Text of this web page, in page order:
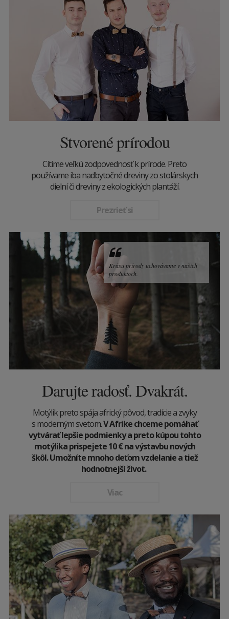
Stvorené prírodou
Cítime veľkú zodpovednosť k prírode. Preto
používame iba nadbytočné dreviny zo stolárskych
dielní či dreviny z ekologických plantáží.
Prezrieť si
Krásu prírody uchovávame v našich
produktoch.
Darujte radosť. Dvakrát.
Motýlik preto spája africký pôvod, tradície a zvyky
s moderným svetom.V Afrike chceme pomáhať
vytvárať lepšie podmienky a preto kúpou tohto
motýlika prispejete 10€na výstavbu nových
škôl. Umožníte mnoho deťom vzdelanie a tiež
hodnotnejší život.
Viac